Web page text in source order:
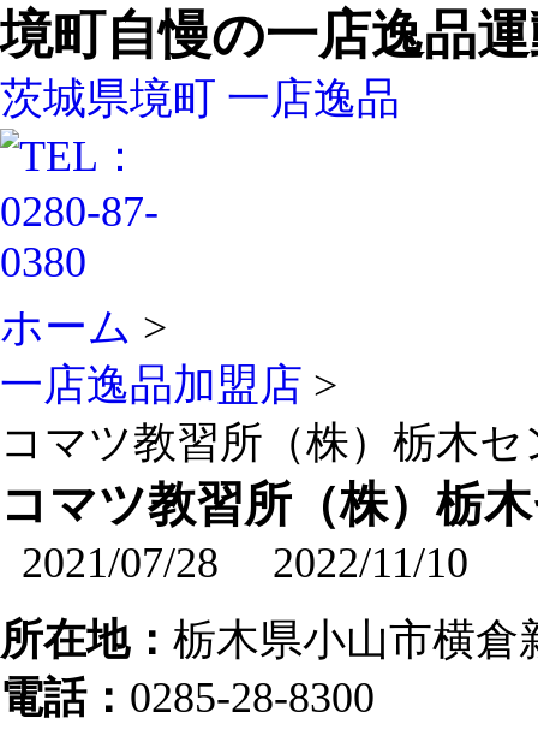
境町自慢の一店逸品
茨城県境町 一店逸品
ホーム >
一店逸品加盟店 >
コマツ教習所（株）栃木セ
コマツ教習所（株）栃
2021/07/28
2022/11/10
所在地： 栃木県小山市横倉
電話： 0285-28-8300